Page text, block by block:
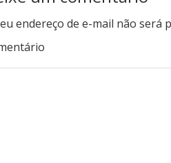
endereço de e-mail não será